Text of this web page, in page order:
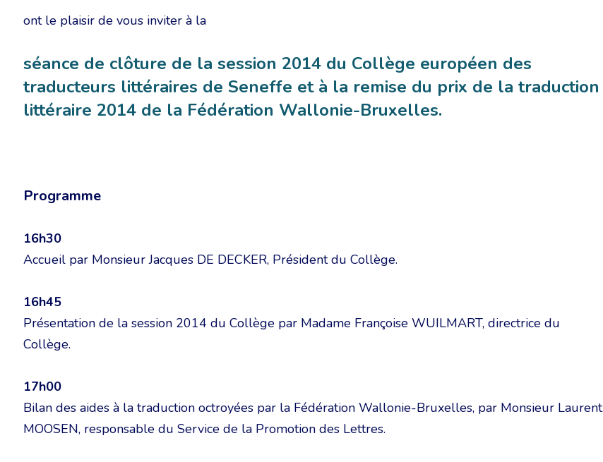
ont le plaisir de vous inviter à la
séance de clôture de la session 2014 du Collège européen des
traducteurs littéraires de Seneffe et à la remise du prix de la traduction
littéraire 2014 de la Fédération Wallonie-Bruxelles.
Programme
16h30
Accueil par Monsieur Jacques DE DECKER, Président du Collège.
16h45
Présentation de la session 2014 du Collège par Madame Françoise WUILMART, directrice du
Collège.
17h00
Bilan des aides à la traduction octroyées par la Fédération Wallonie-Bruxelles, par Monsieur Laurent
MOOSEN, responsable du Service de la Promotion des Lettres.